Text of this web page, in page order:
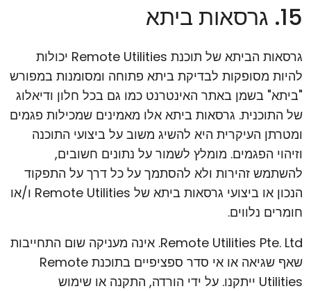
15. גרסאות ביתא
גרסאות הביתא של תוכנת Remote Utilities יכולות
להיות מסופקות לבדיקת ביתא פתוחה ומסומנות במפורש
"ביתא" בשמן באתר האינטרנט כמו גם בכל חלון ודיאלוג
של התוכנית. גרסאות ביתא אלו מאמינים שמכילות פגמים
ומטרתן העיקרית היא להשיג משוב על ביצועי התוכנה
וזיהוי הפגמים. מומלץ לשמור על נתונים חשובים,
להשתמש זהירות ולא להסתמך על כל דרך על התפקוד
הנכון או ביצועי גרסאות ביתא של Remote Utilities ו/או
חומרים נלווים.
Remote Utilities Pte. Ltd. אינה מעניקה שום התחייבות
שאף שגיאה או אי סדר ספציפיים בתוכנת Remote
Utilities ייתקנו. על ידי הורדה, התקנה או שימוש